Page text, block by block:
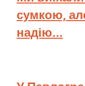
сумкою,
надію...